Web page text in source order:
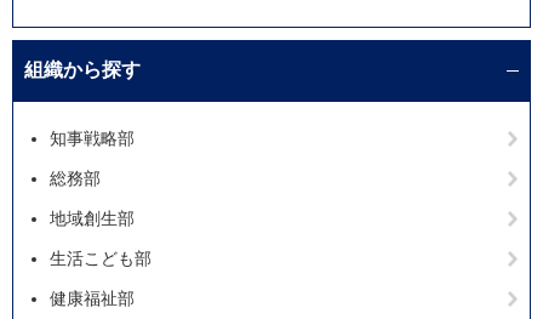
組織から探す
知事戦略部
総務部
地域創生部
生活こども部
健康福祉部